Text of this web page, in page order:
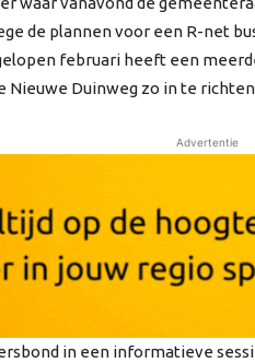
de plannen voor een R-net
februari heeft een
Duinweg zo in te
Advertentie
in een informatieve